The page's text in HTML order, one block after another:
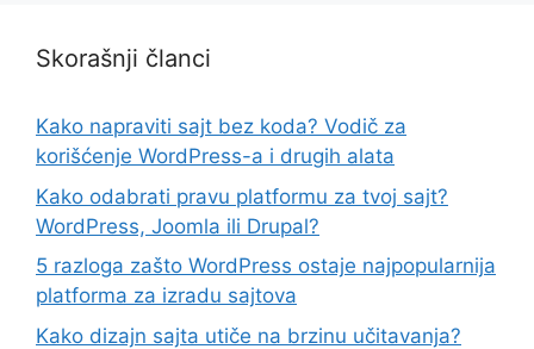
Skorašnji članci
Kako napraviti sajt bez koda? Vodič za
korišćenje WordPress-a i drugih alata
Kako odabrati pravu platformu za tvoj sajt?
WordPress, Joomla ili Drupal?
5 razloga zašto WordPress ostaje najpopularnija
platforma za izradu sajtova
Kako dizajn sajta utiče na brzinu učitavanja?